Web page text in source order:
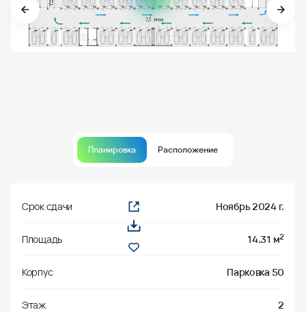
Планировка Расположение
Срок сдачи Ноябрь 2024 г.
Площадь 14.31 м2
Корпус Парковка 50
Этаж 2